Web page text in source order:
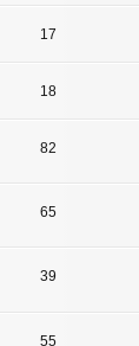
17
18
82
65
39
55